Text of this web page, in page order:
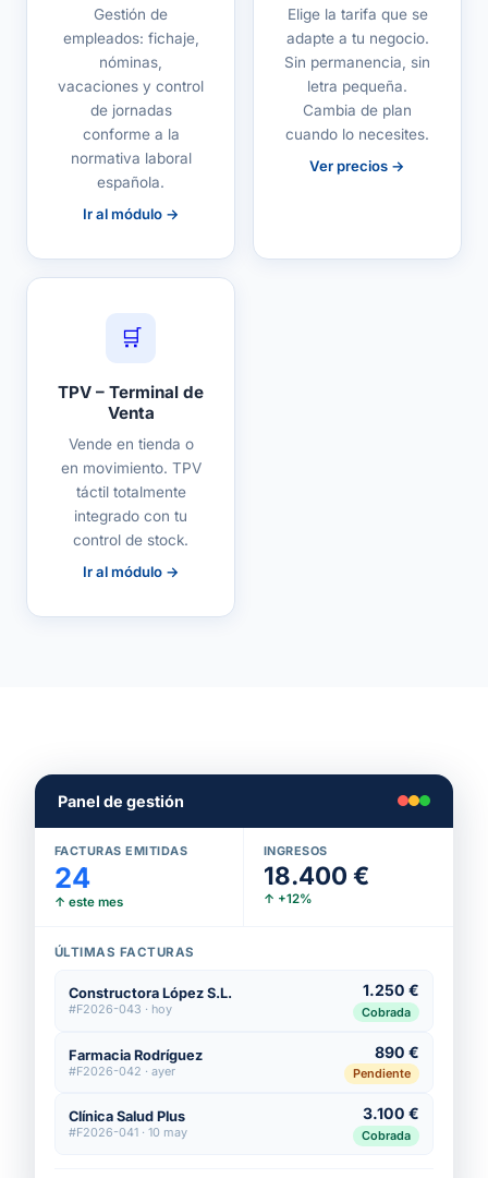
Gestión de
empleados: fichaje,
nóminas,
vacaciones y control
de jornadas
conforme a la
normativa laboral
española.
Ir al módulo →
Elige la tarifa que se
adapte a tu negocio.
Sin permanencia, sin
letra pequeña.
Cambia de plan
cuando lo necesites.
Ver precios →
🛒
TPV – Terminal de
Venta
Vende en tienda o
en movimiento. TPV
táctil totalmente
integrado con tu
control de stock.
Ir al módulo →
Panel de gestión
FACTURAS EMITIDAS
24
↑ este mes
INGRESOS
18.400 €
↑ +12%
ÚLTIMAS FACTURAS
Constructora López S.L.
#F2026-043 · hoy
1.250 €
Cobrada
Farmacia Rodríguez
#F2026-042 · ayer
890 €
Pendiente
Clínica Salud Plus
#F2026-041 · 10 may
3.100 €
Cobrada